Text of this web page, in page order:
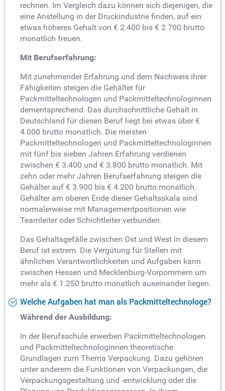
rechnen. Im Vergleich dazu können sich diejenigen, die
eine Anstellung in der Druckindustrie finden, auf ein
etwas höheres Gehalt von € 2.400 bis € 2.700 brutto
monatlich freuen.
Mit Berufserfahrung:
Mit zunehmender Erfahrung und dem Nachweis ihrer
Fähigkeiten steigen die Gehälter für
Packmitteltechnologen und Packmitteltechnologinnen
dementsprechend. Das durchschnittliche Gehalt in
Deutschland für diesen Beruf liegt bei etwas über €
4.000 brutto monatlich. Die meisten
Packmitteltechnologen und Packmitteltechnologinnen
mit fünf bis sieben Jahren Erfahrung verdienen
zwischen € 3.400 und € 3.800 brutto monatlich. Mit
zehn oder mehr Jahren Berufserfahrung steigen die
Gehälter auf € 3.900 bis € 4.200 brutto monatlich.
Gehälter am oberen Ende dieser Gehaltsskala sind
normalerweise mit Managementpositionen wie
Teamleiter oder Schichtleiter verbunden.
Das Gehaltsgefälle zwischen Ost und West in diesem
Beruf ist extrem. Die Vergütung für Stellen mit
ähnlichen Verantwortlichkeiten und Aufgaben kann
zwischen Hessen und Mecklenburg-Vorpommern um
mehr als € 1.250 brutto monatlich auseinander liegen.
Welche Aufgaben hat man als Packmitteltechnologe?
Während der Ausbildung:
In der Berufsschule erwerben Packmitteltechnologen
und Packmitteltechnologinnen theoretische
Grundlagen zum Thema Verpackung. Dazu gehören
unter anderem die Funktionen von Verpackungen, die
Verpackungsgestaltung und -entwicklung oder die